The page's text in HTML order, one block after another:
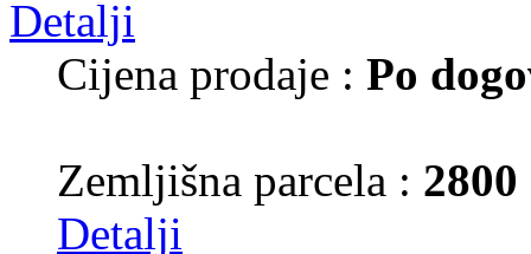
Cijena prodaje : Po
Zemljišna parcela : 2800
Detalji